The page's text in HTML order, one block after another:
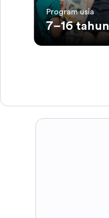
Program usia
7–16 tahun